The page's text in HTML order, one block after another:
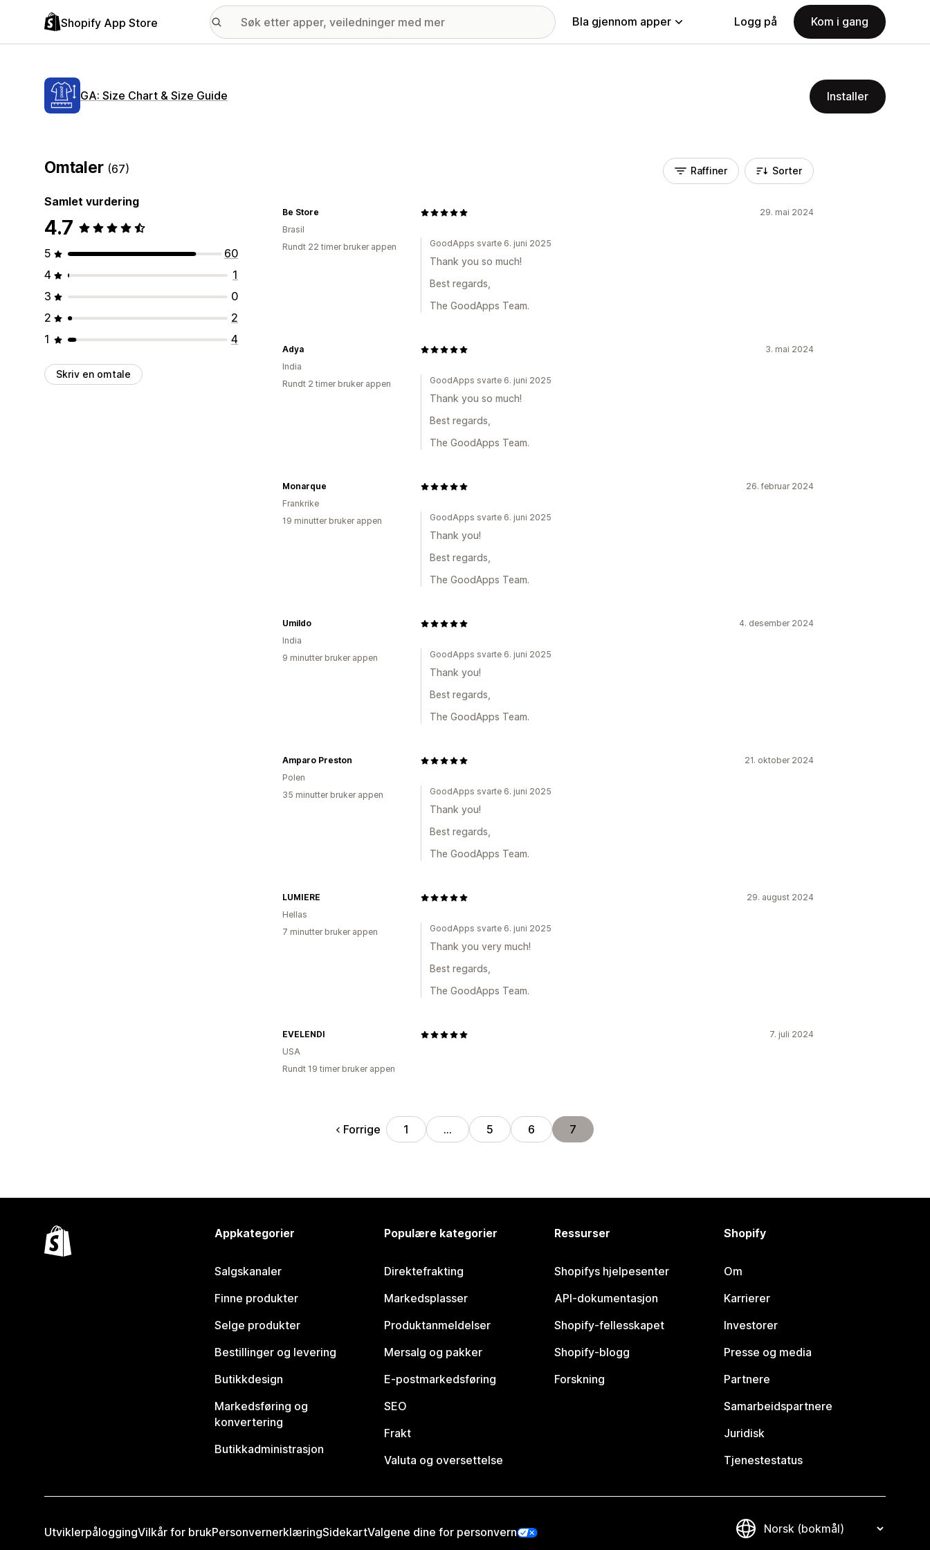
Shopify App Store Bla gjennom apper Logg på Kom i gang
GA: Size Chart & Size Guide Installer
Omtaler (67)
Samlet vurdering
4.7
5
60
4
1
3
0
2
2
1
4
Skriv en omtale
Raffiner Sorter
29. mai 2024
Be Store
Brasil
Rundt 22 timer bruker appen
GoodApps svarte 6. juni 2025
Thank you so much!
Best regards,
The GoodApps Team.
3. mai 2024
Adya
India
Rundt 2 timer bruker appen
GoodApps svarte 6. juni 2025
Thank you so much!
Best regards,
The GoodApps Team.
26. februar 2024
Monarque
Frankrike
19 minutter bruker appen
GoodApps svarte 6. juni 2025
Thank you!
Best regards,
The GoodApps Team.
4. desember 2024
Umildo
India
9 minutter bruker appen
GoodApps svarte 6. juni 2025
Thank you!
Best regards,
The GoodApps Team.
21. oktober 2024
Amparo Preston
Polen
35 minutter bruker appen
GoodApps svarte 6. juni 2025
Thank you!
Best regards,
The GoodApps Team.
29. august 2024
LUMIERE
Hellas
7 minutter bruker appen
GoodApps svarte 6. juni 2025
Thank you very much!
Best regards,
The GoodApps Team.
7. juli 2024
EVELENDI
USA
Rundt 19 timer bruker appen
Forrige 1 … 5 6 7
Appkategorier
Salgskanaler
Finne produkter
Selge produkter
Bestillinger og levering
Butikkdesign
Markedsføring og
konvertering
Butikkadministrasjon
Populære kategorier
Direktefrakting
Markedsplasser
Produktanmeldelser
Mersalg og pakker
E-postmarkedsføring
SEO
Frakt
Valuta og oversettelse
Ressurser
Shopifys hjelpesenter
API-dokumentasjon
Shopify-fellesskapet
Shopify-blogg
Forskning
Shopify
Om
Karrierer
Investorer
Presse og media
Partnere
Samarbeidspartnere
Juridisk
Tjenestestatus
UtviklerpåloggingVilkår for brukPersonvernerklæringSidekartValgene dine for personvern